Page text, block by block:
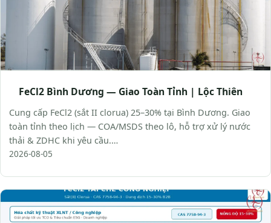
FeCl2 Bình Dương — Giao Toàn Tỉnh | Lộc Thiên
Cung cấp FeCl2 (sắt II clorua) 25–30% tại Bình Dương. Giao
toàn tỉnh theo lịch — COA/MSDS theo lô, hỗ trợ xử lý nước
thải & ZDHC khi yêu cầu.…
2026-08-05